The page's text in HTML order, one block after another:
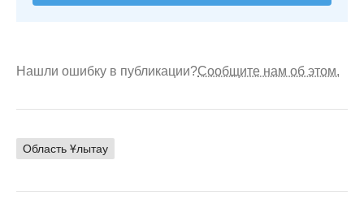
Нашли ошибку в публикации?Сообщите нам об этом.
Область Ұлытау